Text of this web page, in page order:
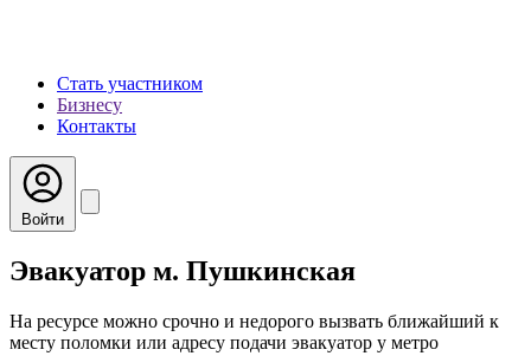
Стать участником
Бизнесу
Контакты
Войти
Эвакуатор м. Пушкинская
На ресурсе можно срочно и недорого вызвать ближайший к
месту поломки или адресу подачи эвакуатор у метро